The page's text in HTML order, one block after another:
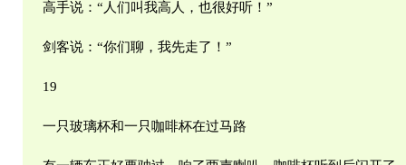
高手说：“人们叫我高人，也很好听！”
剑客说：“你们聊，我先走了！”
19
一只玻璃杯和一只咖啡杯在过马路